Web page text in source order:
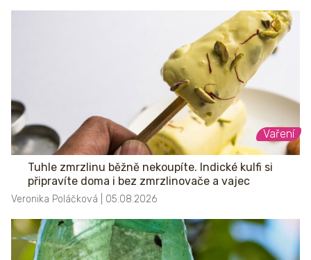
Vaření
Tuhle zmrzlinu běžně nekoupíte. Indické kulfi si
připravíte doma i bez zmrzlinovače a vajec
Veronika Poláčková | 05.08.2026